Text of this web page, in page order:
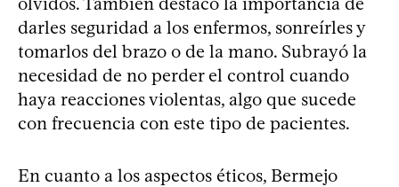
darles seguridad a los enfermos, sonreírles y
tomarlos del brazo o de la mano. Subrayó la
necesidad de no perder el control cuando
haya reacciones violentas, algo que sucede
con frecuencia con este tipo de pacientes.
En cuanto a los aspectos éticos, Bermejo